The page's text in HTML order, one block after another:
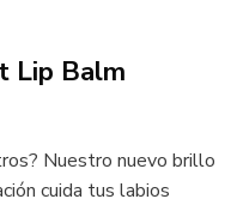
Lip Balm
Nuestro nuevo brillo
cuida tus labios